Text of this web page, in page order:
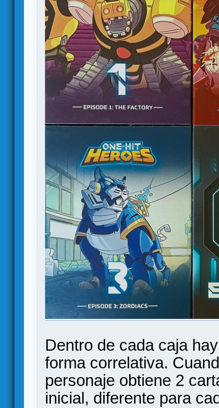
Dentro de cada caja
forma correlativa.
personaje obtiene 2
inicial, diferente para